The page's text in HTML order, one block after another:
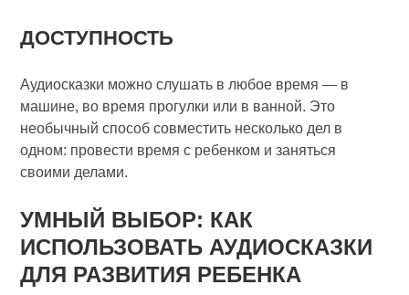
ДОСТУПНОСТЬ
Аудиосказки можно слушать в любое время — в
машине, во время прогулки или в ванной. Это
необычный способ совместить несколько дел в
одном: провести время с ребенком и заняться
своими делами.
УМНЫЙ ВЫБОР: КАК
ИСПОЛЬЗОВАТЬ АУДИОСКАЗКИ
ДЛЯ РАЗВИТИЯ РЕБЕНКА